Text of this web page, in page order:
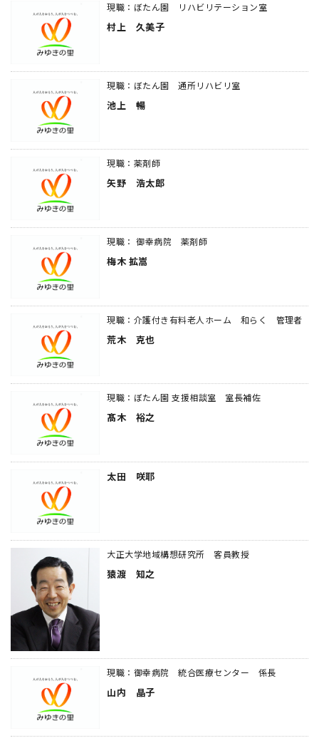
現職：ぼたん園 リハビリテーション室
村上 久美子
現職：ぼたん園 通所リハビリ室
池上 暢
現職：薬剤師
矢野 浩太郎
現職： 御幸病院 薬剤師
梅木 拡嵩
現職：介護付き有料老人ホーム 和らく 管理者
荒木 克也
現職：ぼたん園 支援相談室 室長補佐
髙木 裕之
太田 咲耶
大正大学地域構想研究所 客員教授
猿渡 知之
現職：御幸病院 統合医療センター 係長
山内 晶子